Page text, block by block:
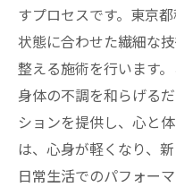
すプロセスです。東京
状態に合わせた繊細な
整える施術を行います
身体の不調を和らげる
ションを提供し、心と
は、心身が軽くなり、
日常生活でのパフォー